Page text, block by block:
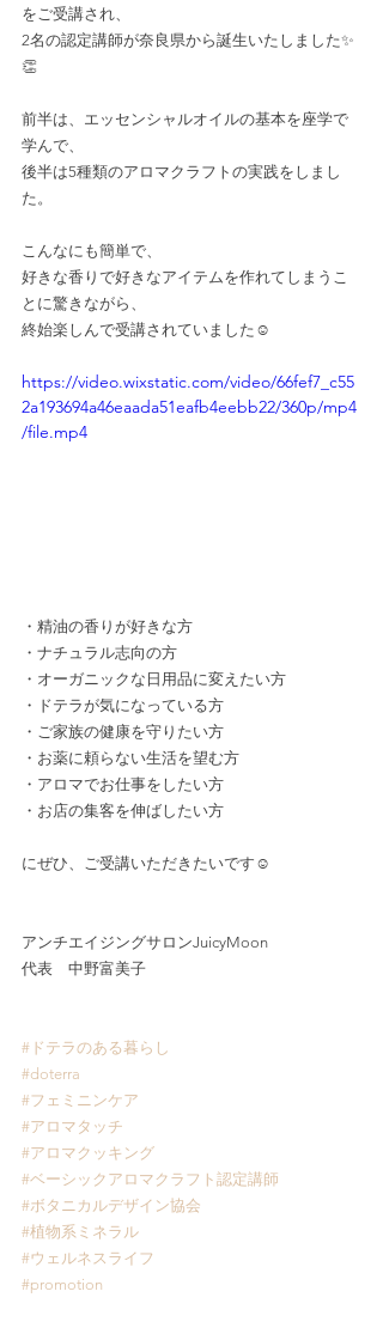
をご受講され、
2名の認定講師が奈良県から誕生いたしました✨
👏
前半は、エッセンシャルオイルの基本を座学で
学んで、
後半は5種類のアロマクラフトの実践をしまし
た。
こんなにも簡単で、
好きな香りで好きなアイテムを作れてしまうこ
とに驚きながら、
終始楽しんで受講されていました☺️
https://video.wixstatic.com/video/66fef7_c55
2a193694a46eaada51eafb4eebb22/360p/mp4
/file.mp4
・精油の香りが好きな方
・ナチュラル志向の方
・オーガニックな日用品に変えたい方
・ドテラが気になっている方
・ご家族の健康を守りたい方
・お薬に頼らない生活を望む方
・アロマでお仕事をしたい方
・お店の集客を伸ばしたい方
にぜひ、ご受講いただきたいです☺️
アンチエイジングサロンJuicyMoon
代表　中野富美子
#ドテラのある暮らし
#doterra
#フェミニンケア
#アロマタッチ
#アロマクッキング
#ベーシックアロマクラフト認定講師
#ボタニカルデザイン協会
#植物系ミネラル
#ウェルネスライフ
#promotion